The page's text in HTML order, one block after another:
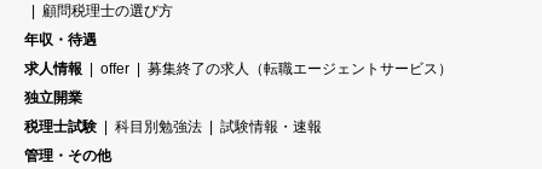
顧問税理士の選び方
年収・待遇
求人情報
offer
募集終了の求人（転職エージェントサービス）
独立開業
税理士試験
科目別勉強法
試験情報・速報
管理・その他